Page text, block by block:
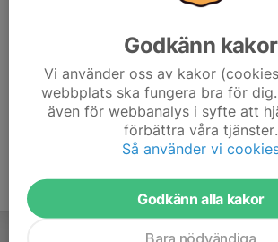
Godkänn kakor
Vi använder oss av kakor
webbplats ska fungera bra för
även för webbanalys i syfte att
förbättra våra tjänster.
Så använder vi
Godkänn alla kakor
Bara nödvändiga